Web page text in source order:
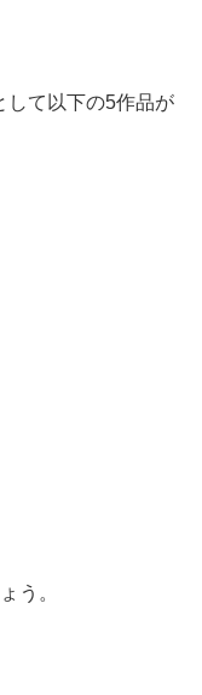
して以下の5作品が
う。